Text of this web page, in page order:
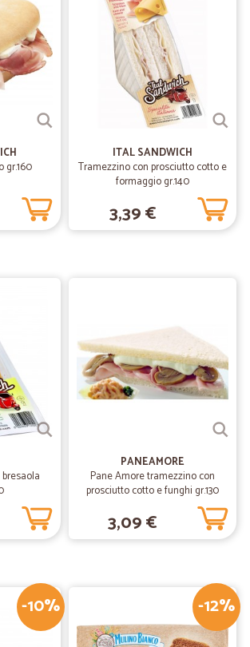
veloce ed
31/05/2023
grazie
Spedizione veloce e
26/06/2020
gr.160
ITAL SANDWICH
Tramezzino con prosciutto cotto e
formaggio gr.140
3,39 €
PANEAMORE
Pane Amore tramezzino con
prosciutto cotto e funghi gr.130
3,09 €
-10% -12%